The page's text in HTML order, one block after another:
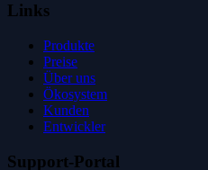
Links
Produkte
Preise
Über uns
Ökosystem
Kunden
Entwickler
Support-Portal